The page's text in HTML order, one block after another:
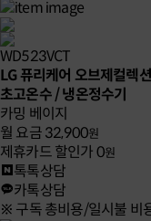
WD523VCT
LG 퓨리케어 오브제컬렉
초고온수 / 냉온정수기
카밍 베이지
월 요금32,900원
제휴카드 할인가0원
톡톡상담
카톡상담
※ 구독 총비용/일시불 비